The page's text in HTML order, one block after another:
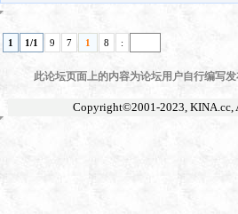
1 1/1 9 7 1 8 :
此论坛页面上的内容为论坛用户自行编写
Copyright©2001-2023, KINA.cc,